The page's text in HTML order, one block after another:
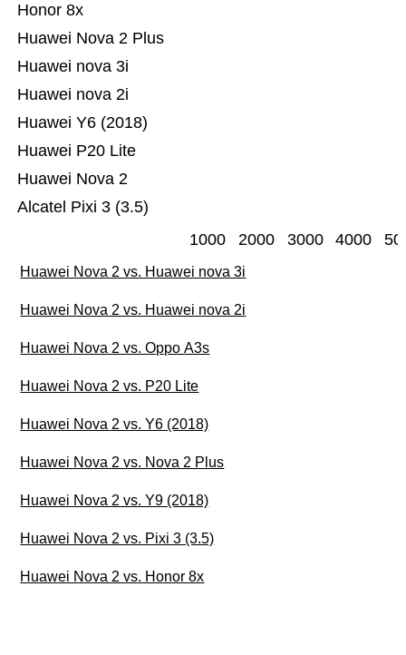
Alcatel Pixi 3 (3.5)
Huawei Nova 2
Huawei P20 Lite
Huawei Y6 (2018)
Huawei nova 2i
Huawei nova 3i
Huawei Nova 2 Plus
Honor 8x
1000 2000 3000 4000
Huawei Nova 2 vs. Huawei nova 3i
Huawei Nova 2 vs. Huawei nova 2i
Huawei Nova 2 vs. Oppo A3s
Huawei Nova 2 vs. P20 Lite
Huawei Nova 2 vs. Y6 (2018)
Huawei Nova 2 vs. Nova 2 Plus
Huawei Nova 2 vs. Y9 (2018)
Huawei Nova 2 vs. Pixi 3 (3.5)
Huawei Nova 2 vs. Honor 8x